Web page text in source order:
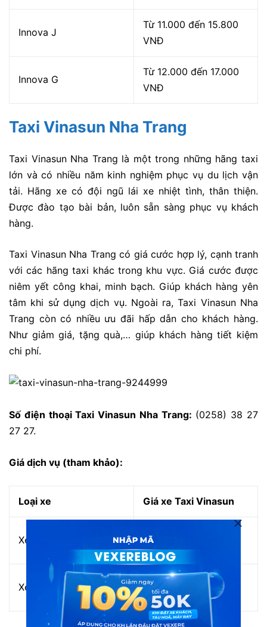
Innova J
Từ 11.000 đến 15.800
VNĐ
Innova G
Từ 12.000 đến 17.000
VNĐ
Taxi Vinasun Nha Trang
Taxi Vinasun Nha Trang là một trong những hãng taxi
lớn và có nhiều năm kinh nghiệm phục vụ du lịch vận
tải. Hãng xe có đội ngũ lái xe nhiệt tình, thân thiện.
Được đào tạo bài bản, luôn sẵn sàng phục vụ khách
hàng.
Taxi Vinasun Nha Trang có giá cước hợp lý, cạnh tranh
với các hãng taxi khác trong khu vực. Giá cước được
niêm yết công khai, minh bạch. Giúp khách hàng yên
tâm khi sử dụng dịch vụ. Ngoài ra, Taxi Vinasun Nha
Trang còn có nhiều ưu đãi hấp dẫn cho khách hàng.
Như giảm giá, tặng quà,… giúp khách hàng tiết kiệm
chi phí.
Số điện thoại Taxi Vinasun Nha Trang: (0258) 38 27
27 27.
Giá dịch vụ (tham khảo):
Loại xe Giá xe Taxi Vinasun
Xe 4 chỗ
Từ 11.000 đến 14.500
VNĐ
Xe 7 chỗ
Từ 12.000 đến 16.500
VNĐ